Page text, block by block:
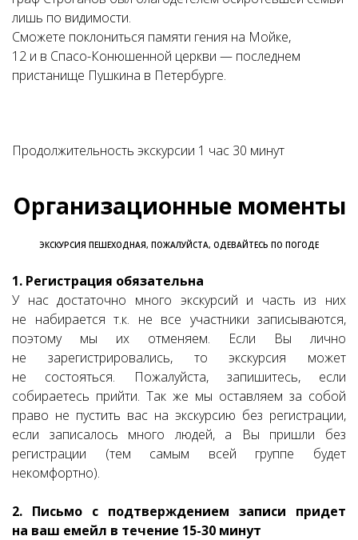
лишь по видимости.
Сможете поклониться памяти гения на Мойке,
12 и в Спасо-Конюшенной церкви — последнем
пристанище Пушкина в Петербурге.
Продолжительность экскурсии 1 час 30 минут
Организационные моменты
ЭКСКУРСИЯ ПЕШЕХОДНАЯ, ПОЖАЛУЙСТА, ОДЕВАЙТЕСЬ ПО ПОГОДЕ
1. Регистрация обязательна
У нас достаточно много экскурсий и часть из них
не набирается т.к. не все участники записываются,
поэтому мы их отменяем. Если Вы лично
не зарегистрировались, то экскурсия может
не состояться. Пожалуйста, запишитесь, если
собираетесь прийти. Так же мы оставляем за собой
право не пустить вас на экскурсию без регистрации,
если записалось много людей, а Вы пришли без
регистрации (тем самым всей группе будет
некомфортно).
2. Письмо с подтверждением записи придет
на ваш емейл в течение 15-30 минут